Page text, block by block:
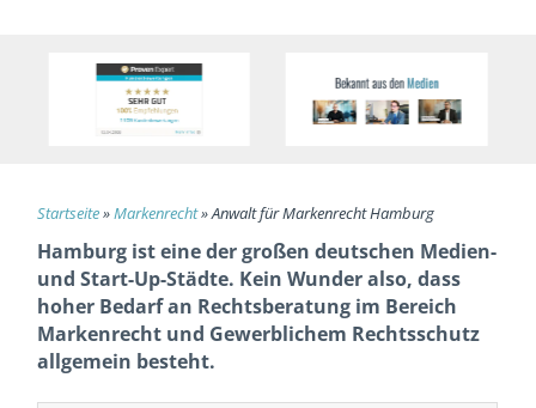
Startseite»Markenrecht»Anwalt für Markenrecht Hamburg
Hamburg ist eine der großen deutschen Medien-
und Start-Up-Städte. Kein Wunder also, dass
hoher Bedarf an Rechtsberatung im Bereich
Markenrecht und Gewerblichem Rechtsschutz
allgemein besteht.